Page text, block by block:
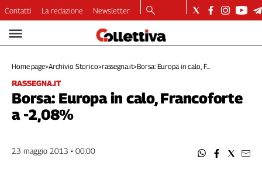
Video
Dirette
Longform
Copertine
Economia
Ambiente
Contatti La redazione Newsletter
Home page>Archivio Storico>rassegna.it>Borsa: Europa in calo, F...
RASSEGNA.IT
Borsa: Europa in calo, Francoforte
a -2,08%
23 maggio 2013 • 00:00